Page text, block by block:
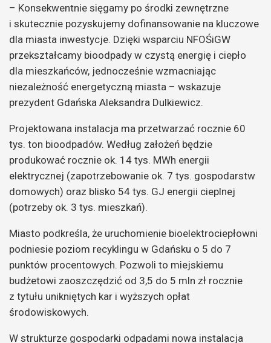
– Konsekwentnie sięgamy po środki zewnętrzne
i skutecznie pozyskujemy dofinansowanie na kluczowe
dla miasta inwestycje. Dzięki wsparciu NFOŚiGW
przekształcamy bioodpady w czystą energię i ciepło
dla mieszkańców, jednocześnie wzmacniając
niezależność energetyczną miasta – wskazuje
prezydent Gdańska Aleksandra Dulkiewicz.
Projektowana instalacja ma przetwarzać rocznie 60
tys. ton bioodpadów. Według założeń będzie
produkować rocznie ok. 14 tys. MWh energii
elektrycznej (zapotrzebowanie ok. 7 tys. gospodarstw
domowych) oraz blisko 54 tys. GJ energii cieplnej
(potrzeby ok. 3 tys. mieszkań).
Miasto podkreśla, że uruchomienie bioelektrociepłowni
podniesie poziom recyklingu w Gdańsku o 5 do 7
punktów procentowych. Pozwoli to miejskiemu
budżetowi zaoszczędzić od 3,5 do 5 mln zł rocznie
z tytułu unikniętych kar i wyższych opłat
środowiskowych.
W strukturze gospodarki odpadami nowa instalacja